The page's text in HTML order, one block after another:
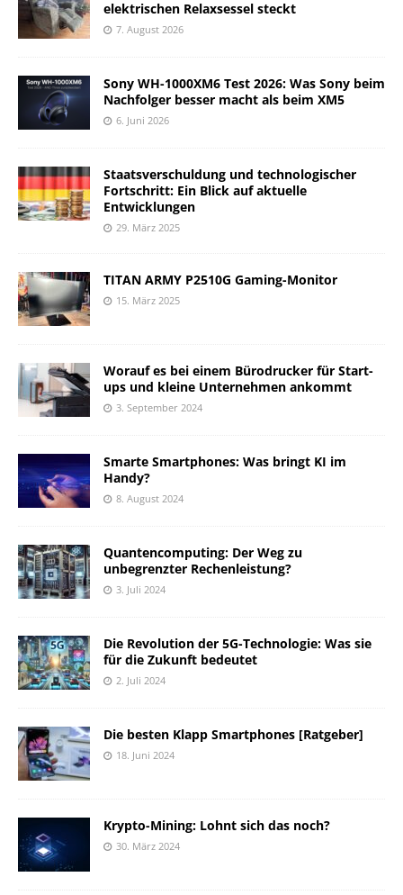
elektrischen Relaxsessel steckt
7. August 2026
Sony WH-1000XM6 Test 2026: Was Sony beim
Nachfolger besser macht als beim XM5
6. Juni 2026
Staatsverschuldung und technologischer
Fortschritt: Ein Blick auf aktuelle
Entwicklungen
29. März 2025
TITAN ARMY P2510G Gaming-Monitor
15. März 2025
Worauf es bei einem Bürodrucker für Start-
ups und kleine Unternehmen ankommt
3. September 2024
Smarte Smartphones: Was bringt KI im
Handy?
8. August 2024
Quantencomputing: Der Weg zu
unbegrenzter Rechenleistung?
3. Juli 2024
Die Revolution der 5G-Technologie: Was sie
für die Zukunft bedeutet
2. Juli 2024
Die besten Klapp Smartphones [Ratgeber]
18. Juni 2024
Krypto-Mining: Lohnt sich das noch?
30. März 2024